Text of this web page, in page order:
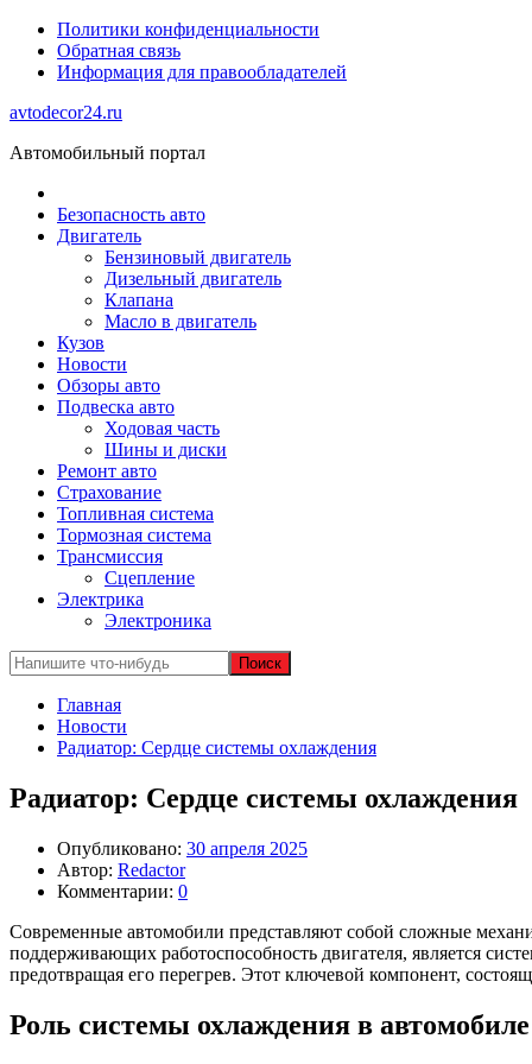
Политики конфиденциальности
Обратная связь
Информация для правообладателей
avtodecor24.ru
Автомобильный портал
Безопасность авто
Двигатель
Бензиновый двигатель
Дизельный двигатель
Клапана
Масло в двигатель
Кузов
Новости
Обзоры авто
Подвеска авто
Ходовая часть
Шины и диски
Ремонт авто
Страхование
Топливная система
Тормозная система
Трансмиссия
Сцепление
Электрика
Электроника
Главная
Новости
Радиатор: Сердце системы охлаждения
Радиатор: Сердце системы охлаждения
Опубликовано: 30 апреля 2025
Автор: Redactor
Комментарии: 0
Современные автомобили представляют собой сложные
поддерживающих работоспособность двигателя, является
предотвращая его перегрев. Этот ключевой компонент,
Роль системы охлаждения в автомобиле